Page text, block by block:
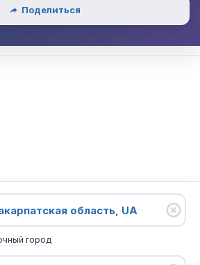
Поделиться
город